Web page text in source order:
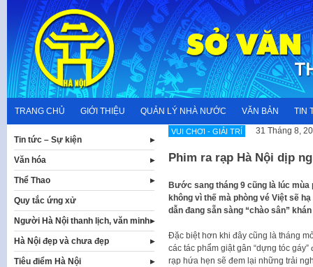
content
TRANG CHỦ GIỚI THIỆU QUẢN LÝ NHÀ NƯỚC VĂN BẢN TIN
VUI CHƠI - GIẢI TRÍ 31 Tháng 8,
Phim ra rạp Hà Nội dịp
Bước sang tháng 9 cũng là lúc
không vì thế mà phòng vé Việt sẽ
dẫn đang sẵn sàng “chào sân”
Đặc biệt hơn khi đây cũng là tháng
các tác phẩm giật gân “dựng tóc
rạp hứa hẹn sẽ đem lại những trải
Tin tức – Sự kiện
Văn hóa
Thể Thao
Quy tắc ứng xử
Người Hà Nội thanh lịch, văn minh
Hà Nội đẹp và chưa đẹp
Tiêu điểm Hà Nội